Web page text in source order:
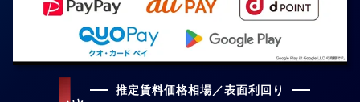
推定賃料価格相場／表面利回り